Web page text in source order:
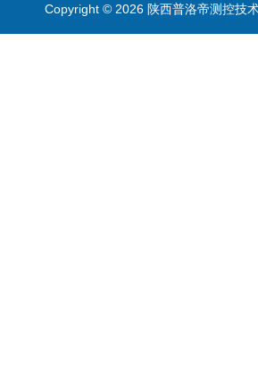
Copyright © 2026 陕西普洛帝测控技